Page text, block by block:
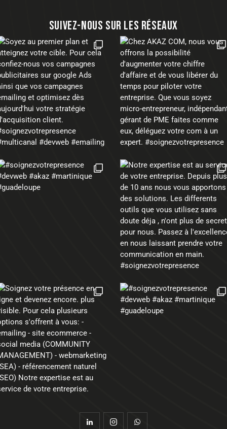
SUIVEZ-NOUS SUR LES RÉSEAUX